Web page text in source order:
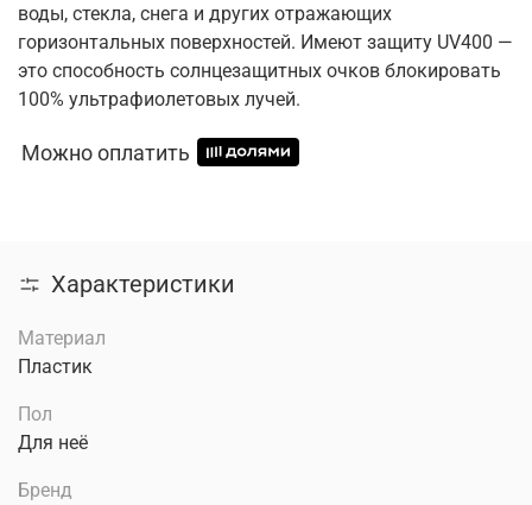
воды, стекла, снега и других отражающих
горизонтальных поверхностей. Имеют защиту UV400 —
это способность солнцезащитных очков блокировать
100% ультрафиолетовых лучей.
Можно оплатить
Характеристики
Материал
Пластик
Пол
Для неё
Бренд